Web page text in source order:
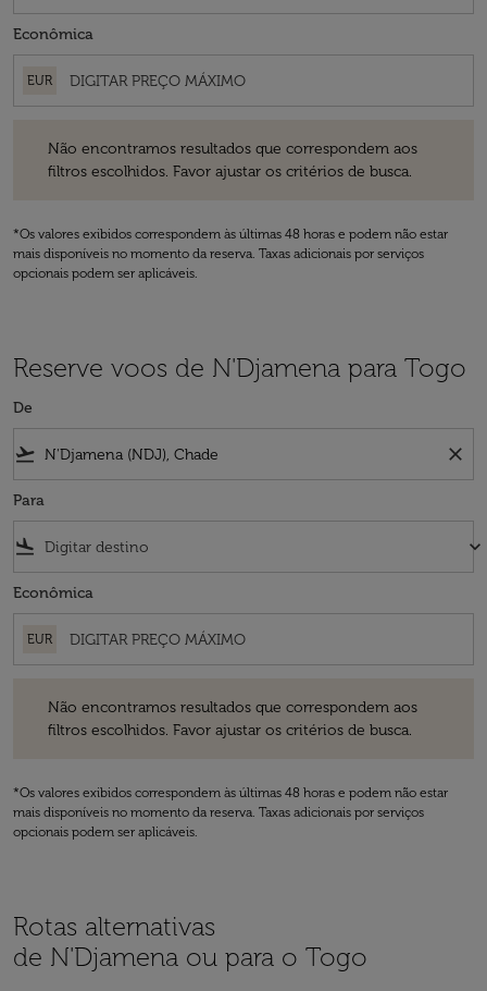
Econômica
EUR
Não encontramos resultados que correspondem aos
filtros escolhidos. Favor ajustar os critérios de busca.
*Os valores exibidos correspondem às últimas 48 horas e podem não estar
mais disponíveis no momento da reserva. Taxas adicionais por serviços
opcionais podem ser aplicáveis.
Reserve voos de N'Djamena para Togo
De
flight_takeoff close
Para
flight_land keyboard_arrow_down
Econômica
EUR
Não encontramos resultados que correspondem aos
filtros escolhidos. Favor ajustar os critérios de busca.
*Os valores exibidos correspondem às últimas 48 horas e podem não estar
mais disponíveis no momento da reserva. Taxas adicionais por serviços
opcionais podem ser aplicáveis.
Rotas alternativas
de N'Djamena ou para o Togo